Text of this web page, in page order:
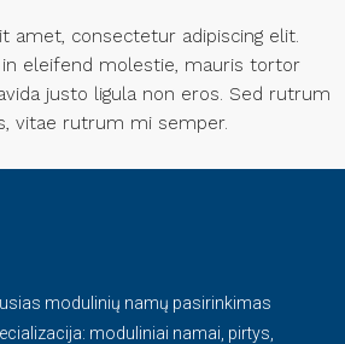
amet, consectetur adipiscing elit.
eleifend molestie, mauris tortor
justo ligula non eros. Sed rutrum
vitae rutrum mi semper.
modulinių namų pasirinkimas
moduliniai namai, pirtys,